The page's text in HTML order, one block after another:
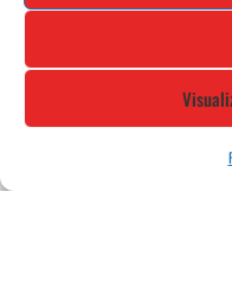
Iscriviti alla nostra